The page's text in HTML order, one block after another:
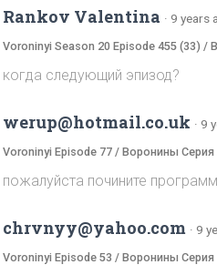
Rankov Valentina · 9 years
Voroninyi Season 20 Episode 455 (33) /
когда следующий эпизод?
werup@hotmail.co.uk · 9
Voroninyi Episode 77 / Воронины Серия
пожалуйста почините
chrvnyy@yahoo.com · 9
Voroninyi Episode 53 / Воронины Серия